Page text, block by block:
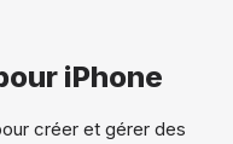
iPhone
créer et gérer des